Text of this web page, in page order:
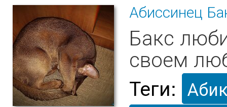
Абиссинец
Бакс
своем
Теги: